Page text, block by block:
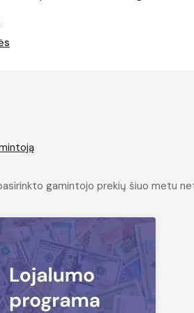
gamintojo prekių šiuo metu